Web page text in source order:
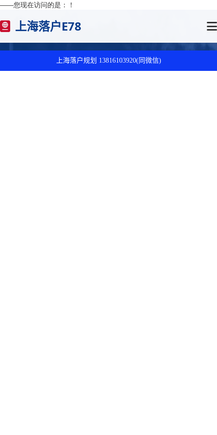
——您现在访问的是： ！